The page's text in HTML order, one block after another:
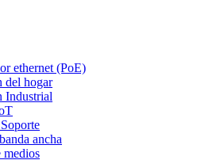
ethernet (PoE)
del hogar
Industrial
ancha
medios